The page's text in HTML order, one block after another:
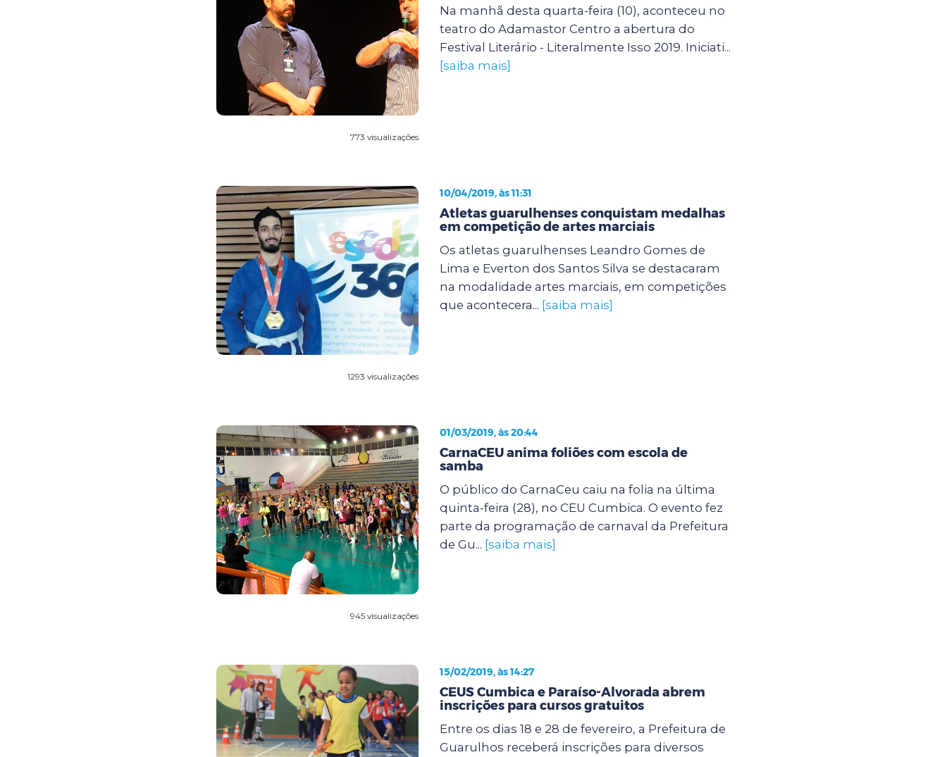
773 visualizações
Na manhã desta quarta-feira (10), aconteceu no
teatro do Adamastor Centro a abertura do
Festival Literário - Literalmente Isso 2019. Iniciati...
[saiba mais]
1293 visualizações
10/04/2019, às 11:31
Atletas guarulhenses conquistam medalhas
em competição de artes marciais
Os atletas guarulhenses Leandro Gomes de
Lima e Everton dos Santos Silva se destacaram
na modalidade artes marciais, em competições
que acontecera... [saiba mais]
945 visualizações
01/03/2019, às 20:44
CarnaCEU anima foliões com escola de
samba
O público do CarnaCeu caiu na folia na última
quinta-feira (28), no CEU Cumbica. O evento fez
parte da programação de carnaval da Prefeitura
de Gu... [saiba mais]
15/02/2019, às 14:27
CEUS Cumbica e Paraíso-Alvorada abrem
inscrições para cursos gratuitos
Entre os dias 18 e 28 de fevereiro, a Prefeitura de
Guarulhos receberá inscrições para diversos